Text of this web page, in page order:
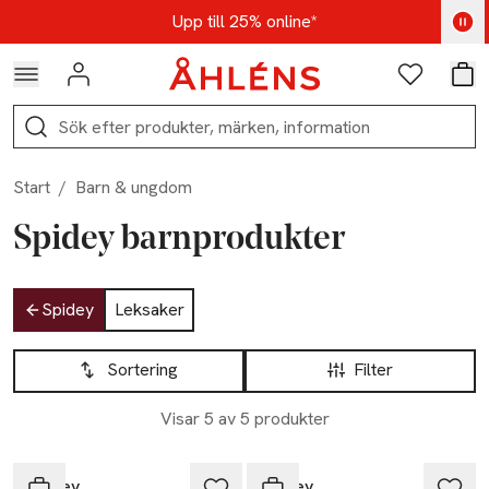
Hoppa till navigationsmenynUpp till 25% online*
Kod: AUG25 - Shoppa nu
Logga in Favoriter
Sök
Start / Barn & ungdom
Spidey barnprodukter
Hoppa till produktsidan
Spidey
Leksaker
Hoppa till produktsidan
Filter
Sortering
Visar 5 av 5 produkter
Lista över produkter